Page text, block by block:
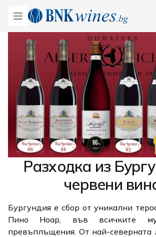
Open menu
BNKWines.bg
Разходка из
червени
Бургундия е сбор от уникални
Пино Ноар, във всичките му
превъплъщения. От най-северната